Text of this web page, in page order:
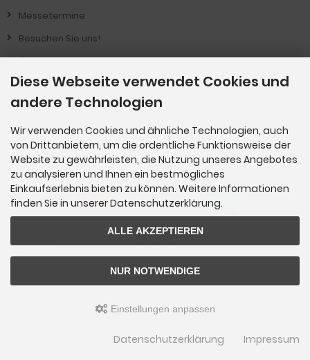
Messetermine
Besuchen Sie uns!
Über Uns !
Produkt-Informationen
Vertrag widerrufen
Zahlungsmethoden
home trends and more-Edelsteinartikel © 2026 | Template © 2009-2026 by
ified eCommerce Shopsoftware © 2009-2026
Diese Webseite verwendet Cookies und
andere Technologien
Wir verwenden Cookies und ähnliche Technologien, auch
von Drittanbietern, um die ordentliche Funktionsweise der
Website zu gewährleisten, die Nutzung unseres Angebotes
zu analysieren und Ihnen ein bestmögliches
Einkaufserlebnis bieten zu können. Weitere Informationen
finden Sie in unserer Datenschutzerklärung.
ALLE AKZEPTIEREN
NUR NOTWENDIGE
Einstellungen anpassen
Datenschutzerklärung Impressum